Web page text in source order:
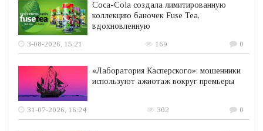
Coca-Cola создала лимитированную
коллекцию баночек Fuse Tea,
вдохновленную
3-08-2026, 15:21
169 0
«Лаборатория Касперского»: мошенники
используют ажиотаж вокруг премьеры
31-07-2026, 16:24 302 0